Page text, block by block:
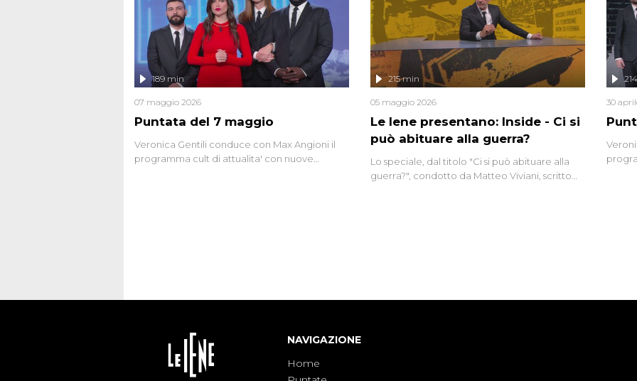
affronta inoltre le zone d'ombra sul Mostro di
Firenze, le cui responsabilità appaiono ancora
oggi avvolte in un groviglio di dubbi mai
chiariti. Nel corso dello speciale anche
l'intervista inedita a Olindo Romano, realizzata
ne...
e
Puntata del 7 maggio
189 min
07 maggio 2026
Veronica Gentili conduce con Max Angioni il
programma cult di attualita' con nuove
Le Iene presentano: Inside - Ci si
può abituare alla guerra?
215 min
05 maggio 2026
Lo speciale, dal titolo "Ci si può abituare alla
guerra?", condotto da Matteo Viviani, scritto
30
NAVIGAZIONE
Home